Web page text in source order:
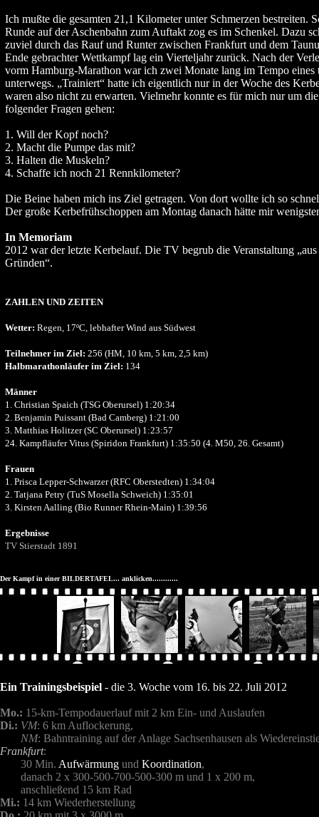
Ich mußte die gesamten 21,1 Kilometer unter Schmerzen bestreiten.
Runde auf der Aschenbahn zum Auftakt zog es im Schenkel. Dazu
zuviel durch das Rauf und Runter zwischen Frankfurt und dem
Ende gebrachter Wettkampf lag ein Vierteljahr zurück. Nach der
vorm Hamburg-Marathon war ich zwei Monate lang im Tempo eines
unterwegs. „Trainiert“ hatte ich eigentlich nur in der Woche des
waren also nicht zu erwarten. Vielmehr konnte es für mich nur um
folgender Fragen gehen:
1. Will der Kopf noch?
2. Macht die Pumpe das mit?
3. Halten die Muskeln?
4. Schaffe ich noch 21 Rennkilometer?
Die Beine haben mich ins Ziel getragen. Von dort wollte ich so
Der große Kerbefrühschoppen am Montag danach hätte mir
In Memoriam
2012 war der letzte Kerbelauf. Die TV begrub die Veranstaltung
Gründen“.
ZAHLEN UND ZEITEN
Wetter: Regen, 17ºC, lebhafter Wind aus Südwest
Teilnehmer im Ziel: 256 (HM, 10 km, 5 km, 2,5 km)
Halbmarathonläufer im Ziel: 134
Männer
1. Christian Spaich (TSG Oberursel) 1:20:34
2. Benjamin Puissant (Bad Camberg) 1:21:00
3. Matthias Holitzer (SC Oberursel) 1:23:57
24. Kampfläufer Vitus (Spiridon Frankfurt) 1:35:50 (4. M50, 26. Gesamt)
Frauen
1. Prisca Lepper-Schwarzer (RFC Oberstedten) 1:34:04
2. Tatjana Petry (TuS Mosella Schweich) 1:35:01
3. Kirsten Aalling (Bio Runner Rhein-Main) 1:39:56
Ergebnisse
TV Stierstadt 1891
Der Kampf in einer BILDERTAFEL... anklicken............
Ein Trainingsbeispiel - die 3. Woche vom 16. bis 22. Juli 2012
Mo.: 15-km-Tempodauerlauf mit 2 km Ein- und Auslaufen
Di.: VM: 6 km Auflockerung,
NM: Bahntraining auf der Anlage Sachsenhausen als
Frankfurt:
30 Min. Aufwärmung und Koordination,
danach 2 x 300-500-700-500-300 m und 1 x 200 m,
anschließend 15 km Rad
Mi.: 14 km Wiederherstellung